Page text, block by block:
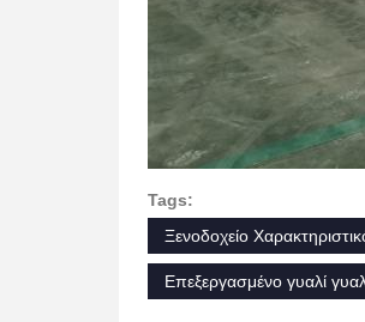
Tags:
Ξενοδοχείο
Επεξεργασμένο γυαλί